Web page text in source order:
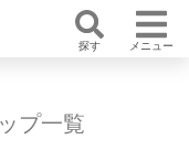
探す メニュー
プ一覧